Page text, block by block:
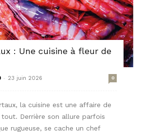
: Une cuisine à fleur de
- 23 juin 2026 0
la cuisine est une affaire de
Derrière son allure parfois
rugueuse, se cache un chef